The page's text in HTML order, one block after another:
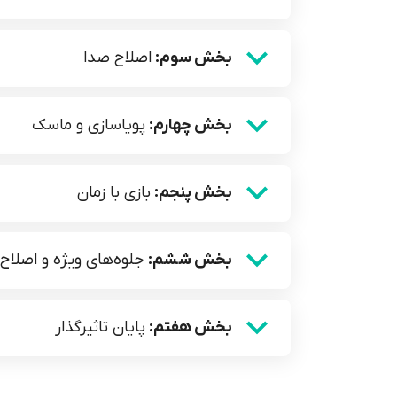
بخش سوم: اصلاح صدا
بخش چهارم: پویاسازی و ماسک
بخش پنجم: بازی با زمان
بخش ششم: جلوه‌های ویژه و
بخش هفتم: پایان تاثیرگذار